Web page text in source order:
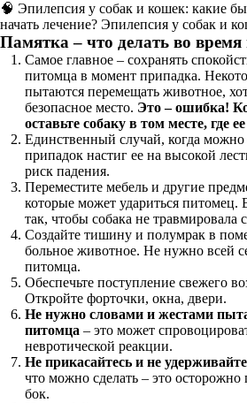
🧠 Эпилепсия у собак и кошек: какие
начать лечение? Эпилепсия у собак и
Памятка – что делать во
Самое главное – сохранять
питомца в момент припадка.
пытаются перемещать животное,
безопасное место. Это – ошибка!
оставьте собаку в том месте, где
Единственный случай, когда можно
припадок настиг ее на высокой
риск падения.
Переместите мебель и другие
которые может удариться питомец.
так, чтобы собака не травмировала
Создайте тишину и полумрак в
больное животное. Не нужно всей
питомца.
Обеспечьте поступление свежего
Откройте форточки, окна, двери.
Не нужно словами и жестами
питомца – это может
невротической реакции.
Не прикасайтесь и не
что можно сделать – это осторожно
бок.